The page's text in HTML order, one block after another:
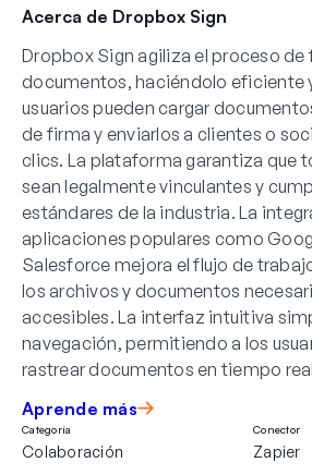
Acerca de Dropbox Sign
Dropbox Sign agiliza el proceso de
documentos, haciéndolo eficiente
usuarios pueden cargar
de firma y enviarlos a clientes o
clics. La plataforma garantiza que
sean legalmente vinculantes y
estándares de la industria. La
aplicaciones populares como
Salesforce mejora el flujo de
los archivos y documentos
accesibles. La interfaz intuitiva
navegación, permitiendo a los
rastrear documentos en tiempo
Aprende más
Categoría
Colaboración
Conector
Zapier